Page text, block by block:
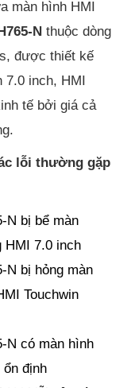
màn hình HMI
N thuộc dòng
được thiết kế
7.0 inch, HMI
tế bởi giá cả
lỗi thường gặp
N bị bể màn
HMI 7.0 inch
N bị hỏng màn
Touchwin
N có màn hình
định